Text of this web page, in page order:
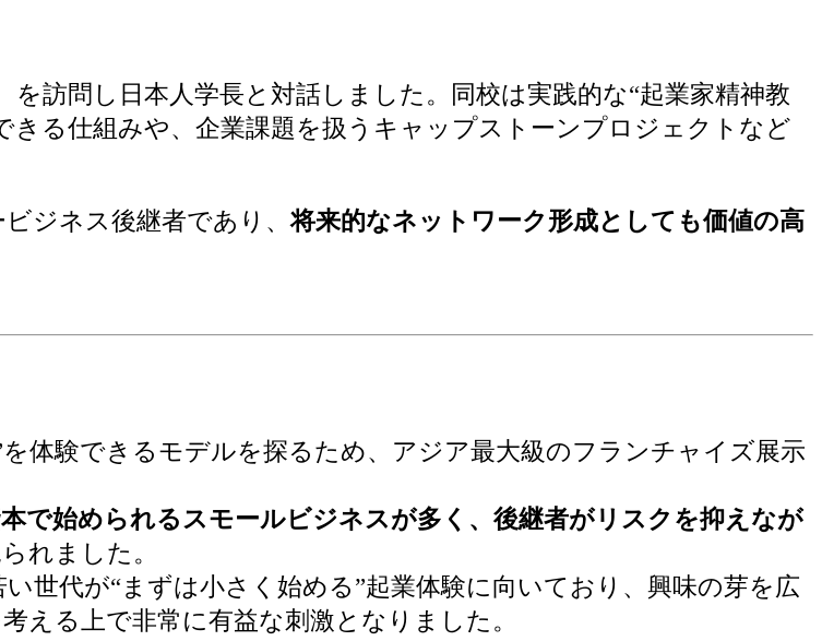
を訪問し日本人学長と対話しました。同校は実践的な“起業家精神教
る仕組みや、企業課題を扱うキャップストーンプロジェクトなど
ジネス後継者であり、将来的なネットワーク形成としても価値の高
体験できるモデルを探るため、アジア最大級のフランチャイズ展示
で始められるスモールビジネスが多く、後継者がリスクを抑えなが
れました。
世代が“まずは小さく始める”起業体験に向いており、興味の芽を広
える上で非常に有益な刺激となりました。